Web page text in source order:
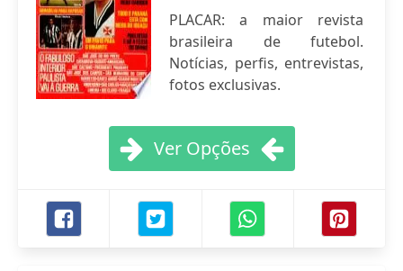
PLACAR: a maior revista
brasileira de futebol.
Notícias, perfis, entrevistas,
fotos exclusivas.
Ver Opções